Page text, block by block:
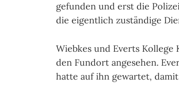
gefunden und erst die
die eigentlich zuständige
Wiebkes und Everts Kollege
den Fundort angesehen.
hatte auf ihn gewartet,